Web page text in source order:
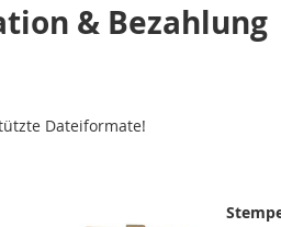
& Bezahlung
Dateiformate!